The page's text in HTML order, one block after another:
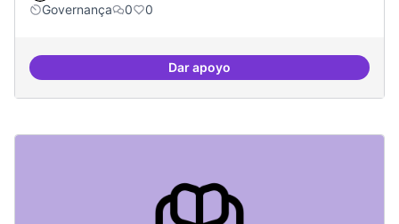
Governança
0 0
Dar apoyodecidim.canodrom